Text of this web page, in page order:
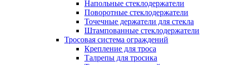
Напольные стеклодержатели
Поворотные стеклодержатели
Точечные держатели для стекла
Штампованные стеклодержатели
Тросовая система ограждений
Крепление для троса
Талрепы для тросика